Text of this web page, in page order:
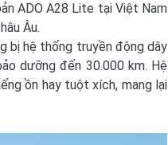
ADO A28 Lite tại Việt Nam
Âu.
bị hệ thống truyền động dây
dưỡng đến 30.000 km. Hệ
ồn hay tuột xích, mang lại